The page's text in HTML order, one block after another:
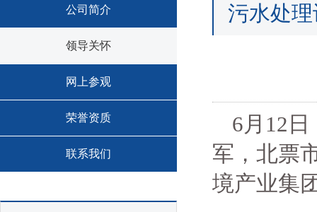
公司简介
领导关怀
网上参观
荣誉资质
联系我们
污水处
6月12
军，北票
境产业集